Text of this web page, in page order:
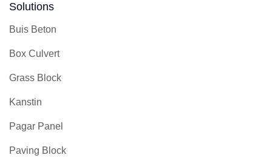
Solutions
Buis Beton
Box Culvert
Grass Block
Kanstin
Pagar Panel
Paving Block